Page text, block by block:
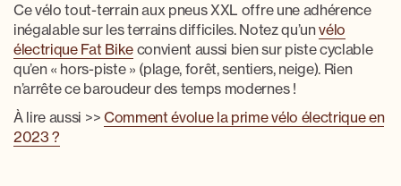
Cevélo tout-terrainaux pneus XXL offre une adhérence
inégalable sur les terrains difficiles. Notez qu’unvélo
électrique Fat Bikeconvient aussi biensur piste cyclable
qu’en « hors-piste » (plage, forêt, sentiers, neige). Rien
n’arrête ce baroudeur des temps modernes !
À lire aussi >> Comment évolue la prime vélo électrique en
2023 ?